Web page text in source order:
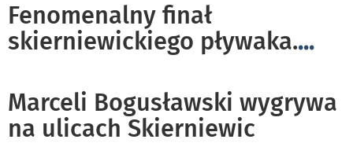
Fenomenalny finał
skierniewickiego pływaka....
Marceli Bogusławski wygrywa
na ulicach Skierniewic